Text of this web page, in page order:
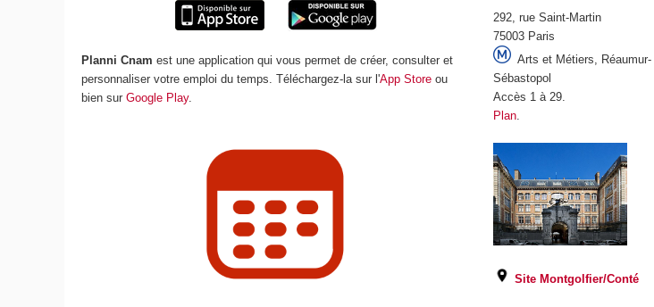
Planni Cnam est une application qui vous permet de créer, consulter et
personnaliser votre emploi du temps. Téléchargez-la sur l'App Store ou
bien surGoogle Play.
292, rue Saint-Martin
75003 Paris
Arts et Métiers, Réaumur-
Sébastopol
Accès 1 à 29.
Plan.
Site Montgolfier/Conté